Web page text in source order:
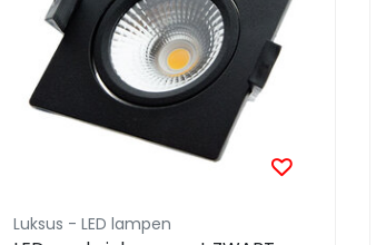
Luksus - LED lampen